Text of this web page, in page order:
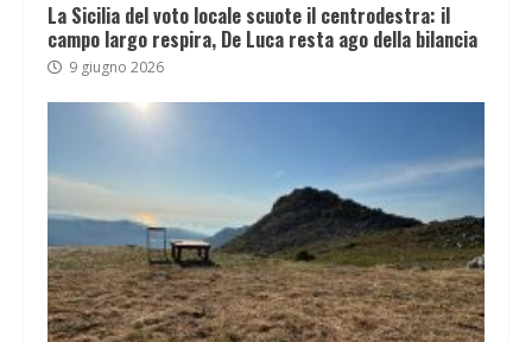
La Sicilia del voto locale scuote il centrodestra: il
campo largo respira, De Luca resta ago della bilancia
9 giugno 2026